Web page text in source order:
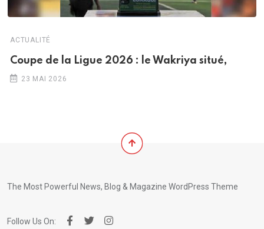
ACTUALITÉ
Coupe de la Ligue 2026 : le Wakriya situé,
23 MAI 2026
The Most Powerful News, Blog & Magazine WordPress Theme
Follow Us On: